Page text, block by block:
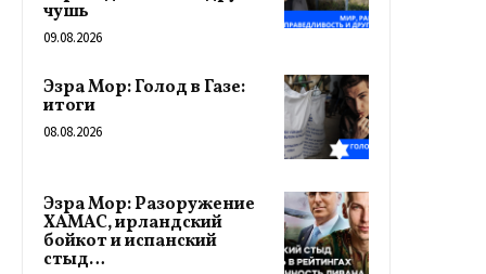
чушь
09.08.2026
Эзра Мор: Голод в Газе:
итоги
08.08.2026
Эзра Мор: Разоружение
ХАМАС, ирландский
бойкот и испанский
стыд…